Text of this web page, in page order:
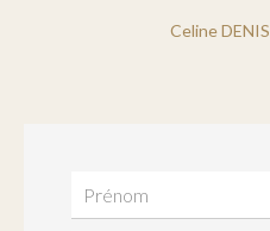
Celine DENIS